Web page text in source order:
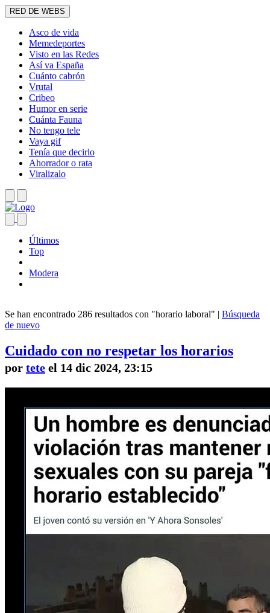
RED DE WEBS
Asco de vida
Memedeportes
Visto en las Redes
Así va España
Cuánto cabrón
Vrutal
Cribeo
Humor en serie
Cuánta Fauna
No tengo tele
Vaya gif
Tenía que decirlo
Ahorrador o rata
Viralizalo
Últimos
Top
Modera
Se han encontrado 286 resultados con "horario laboral" | Búsqueda
de nuevo
Cuidado con no respetar los horarios
por tete el 14 dic 2024, 23:15